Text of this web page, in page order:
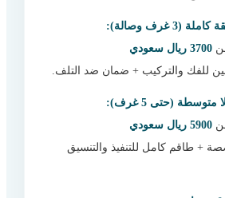
غرف وصالة):
3700 ريال سعودي
للفك والتركيب + ضمان ضد التلف.
(حتى 5 غرف):
5900 ريال سعودي
+ طاقم كامل للتنفيذ والتنسيق